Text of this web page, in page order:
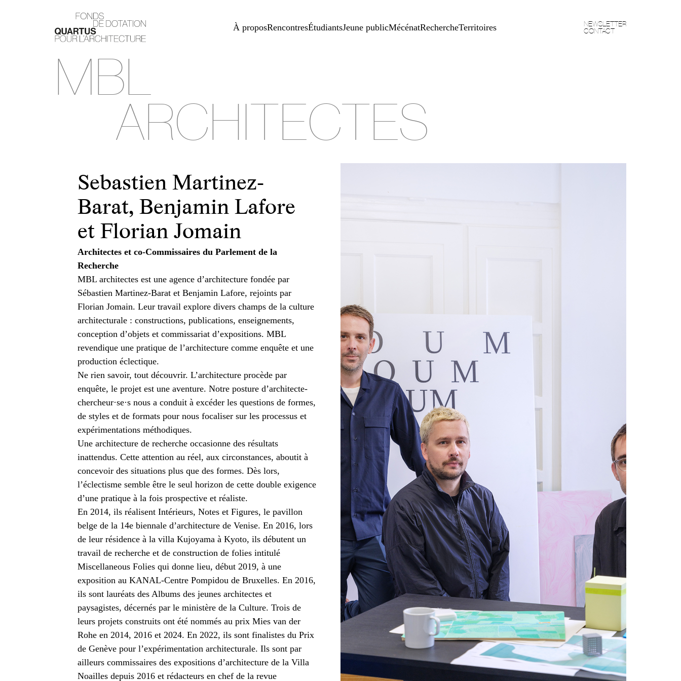
À proposRencontresÉtudiantsJeune publicMécénatRechercheTerritoires
NEWSLETTER
CONTACT
MBL
ARCHITECTES
Sebastien Martinez-
Barat, Benjamin Lafore
et Florian Jomain
Architectes et co-Commissaires du Parlement de la
Recherche
MBL architectes est une agence d’architecture fondée par
Sébastien Martinez-Barat et Benjamin Lafore, rejoints par
Florian Jomain. Leur travail explore divers champs de la culture
architecturale : constructions, publications, enseignements,
conception d’objets et commissariat d’expositions. MBL
revendique une pratique de l’architecture comme enquête et une
production éclectique.
Ne rien savoir, tout découvrir. L’architecture procède par
enquête, le projet est une aventure. Notre posture d’architecte-
chercheur·se·s nous a conduit à excéder les questions de formes,
de styles et de formats pour nous focaliser sur les processus et
expérimentations méthodiques.
Une architecture de recherche occasionne des résultats
inattendus. Cette attention au réel, aux circonstances, aboutit à
concevoir des situations plus que des formes. Dès lors,
l’éclectisme semble être le seul horizon de cette double exigence
d’une pratique à la fois prospective et réaliste.
En 2014, ils réalisent Intérieurs, Notes et Figures, le pavillon
belge de la 14e biennale d’architecture de Venise. En 2016, lors
de leur résidence à la villa Kujoyama à Kyoto, ils débutent un
travail de recherche et de construction de folies intitulé
Miscellaneous Folies qui donne lieu, début 2019, à une
exposition au KANAL-Centre Pompidou de Bruxelles. En 2016,
ils sont lauréats des Albums des jeunes architectes et
paysagistes, décernés par le ministère de la Culture. Trois de
leurs projets construits ont été nommés au prix Mies van der
Rohe en 2014, 2016 et 2024. En 2022, ils sont finalistes du Prix
de Genève pour l’expérimentation architecturale. Ils sont par
ailleurs commissaires des expositions d’architecture de la Villa
Noailles depuis 2016 et rédacteurs en chef de la revue